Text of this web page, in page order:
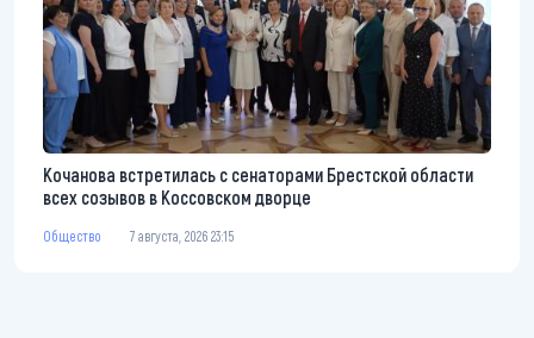
Кочанова встретилась с сенаторами Брестской области
всех созывов в Коссовском дворце
Общество 7 августа, 2026 23:15